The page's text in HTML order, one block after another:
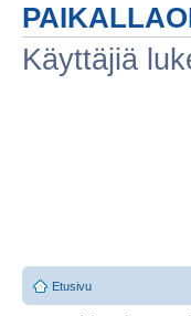
Käyttäjiä
Etusivu